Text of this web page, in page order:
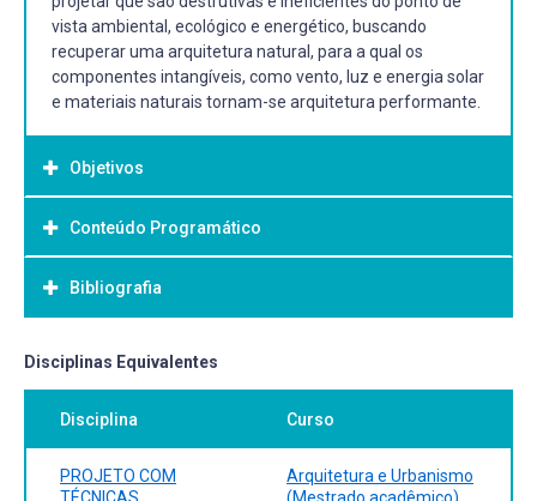
vista ambiental, ecológico e energético, buscando
recuperar uma arquitetura natural, para a qual os
componentes intangíveis, como vento, luz e energia solar
e materiais naturais tornam-se arquitetura performante.
Objetivos
Objetivo Geral:
O objetivo básico do curso é desenvolver estratégias de
projeto voltadas à utilização de técnicas construtivas
produção da arquitetura. Pretende-se discutir as formas
de projetar que são destrutivas e ineficientes do ponto de
recuperar uma arquitetura natural, para a qual os
componentes intangíveis, como vento, luz e energia solar
e materiais naturais tornam-se arquitetura performante.
Conteúdo Programático
Bibliografia
Bibliografia Básica:
ACHENZA, Maddalena; SANNA, Ulrico. Il manuale tematico
della terra cruda. Manuali di recupero dei centri storici
della Sardegna. Cagliari (It.): DEI, 2006.
LENGEN, Johan van. Manual do arquiteto descalço. São
Paulo: Empório do Livro, 2009.
Disciplinas Equivalentes
Disciplina Curso
PROJETO COM
TÉCNICAS
Arquitetura e Urbanismo
(Mestrado acadêmico)